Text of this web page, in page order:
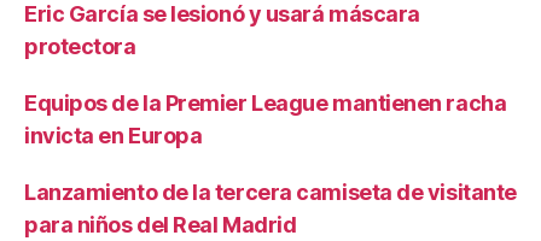
Eric García se lesionó y usará máscara
protectora
Equipos de la Premier League mantienen racha
invicta en Europa
Lanzamiento de la tercera camiseta de visitante
para niños del Real Madrid